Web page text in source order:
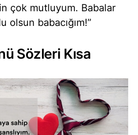
çok mutluyum. Babalar
olsun babacığım!”
Sözleri Kısa